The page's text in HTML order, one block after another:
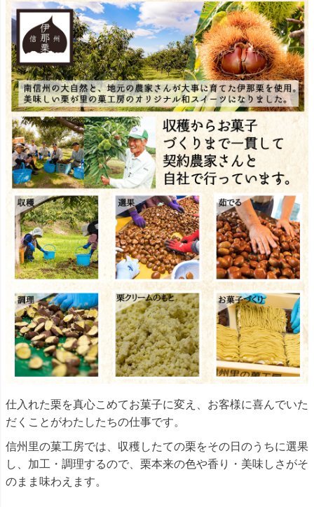
仕入れた栗を真心こめてお菓子に変え、お客様に喜んでいた
だくことがわたしたちの仕事です。
信州里の菓工房では、収穫したての栗をその日のうちに選果
し、加工・調理するので、栗本来の色や香り・美味しさがそ
のまま味わえます。